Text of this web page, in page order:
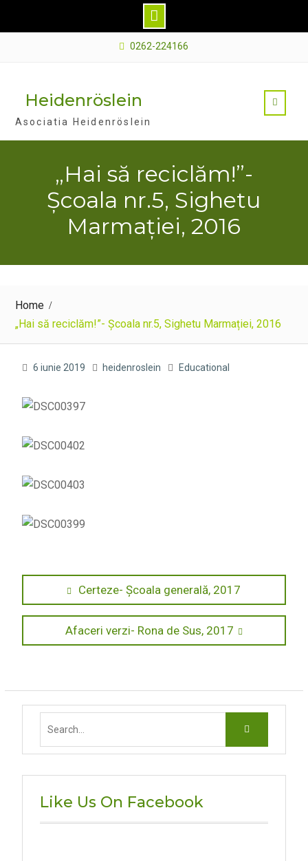
0262-224166
Heidenröslein
Asociatia Heidenröslein
„Hai să reciclăm!”-
Școala nr.5, Sighetu
Marmației, 2016
Home
„Hai să reciclăm!”- Școala nr.5, Sighetu Marmației, 2016
6 iunie 2019 heidenroslein Educational
Navigare
în
articole
Previous
post:
Certeze- Școala generală, 2017
Next
post:
Afaceri verzi- Rona de Sus, 2017
Like Us On Facebook